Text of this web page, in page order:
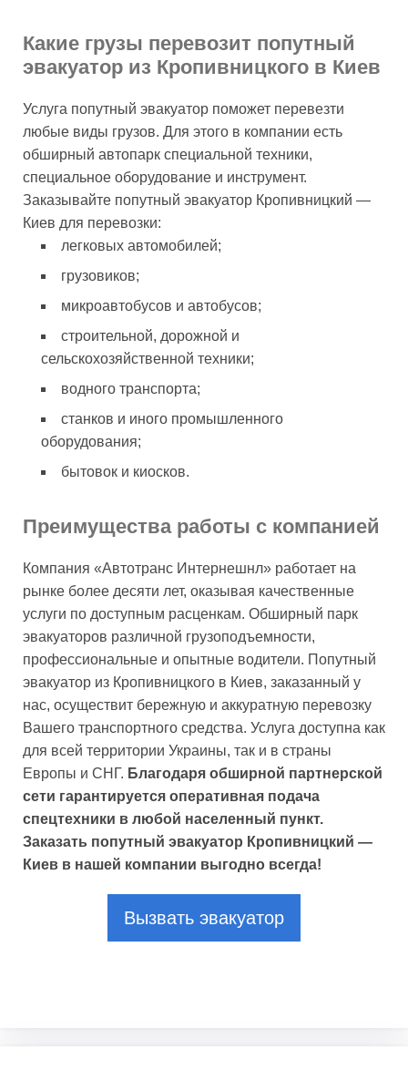
Какие грузы перевозит попутный
эвакуатор из Кропивницкого в Киев
Услуга попутный эвакуатор поможет перевезти
любые виды грузов. Для этого в компании есть
обширный автопарк специальной техники,
специальное оборудование и инструмент.
Заказывайте попутный эвакуатор Кропивницкий —
Киев для перевозки:
легковых автомобилей;
грузовиков;
микроавтобусов и автобусов;
строительной, дорожной и
сельскохозяйственной техники;
водного транспорта;
станков и иного промышленного
оборудования;
бытовок и киосков.
Преимущества работы с компанией
Компания «Автотранс Интернешнл» работает на
рынке более десяти лет, оказывая качественные
услуги по доступным расценкам. Обширный парк
эвакуаторов различной грузоподъемности,
профессиональные и опытные водители. Попутный
эвакуатор из Кропивницкого в Киев, заказанный у
нас, осуществит бережную и аккуратную перевозку
Вашего транспортного средства. Услуга доступна как
для всей территории Украины, так и в страны
Европы и СНГ. Благодаря обширной партнерской
сети гарантируется оперативная подача
спецтехники в любой населенный пункт.
Заказать попутный эвакуатор Кропивницкий —
Киев в нашей компании выгодно всегда!
Вызвать эвакуатор